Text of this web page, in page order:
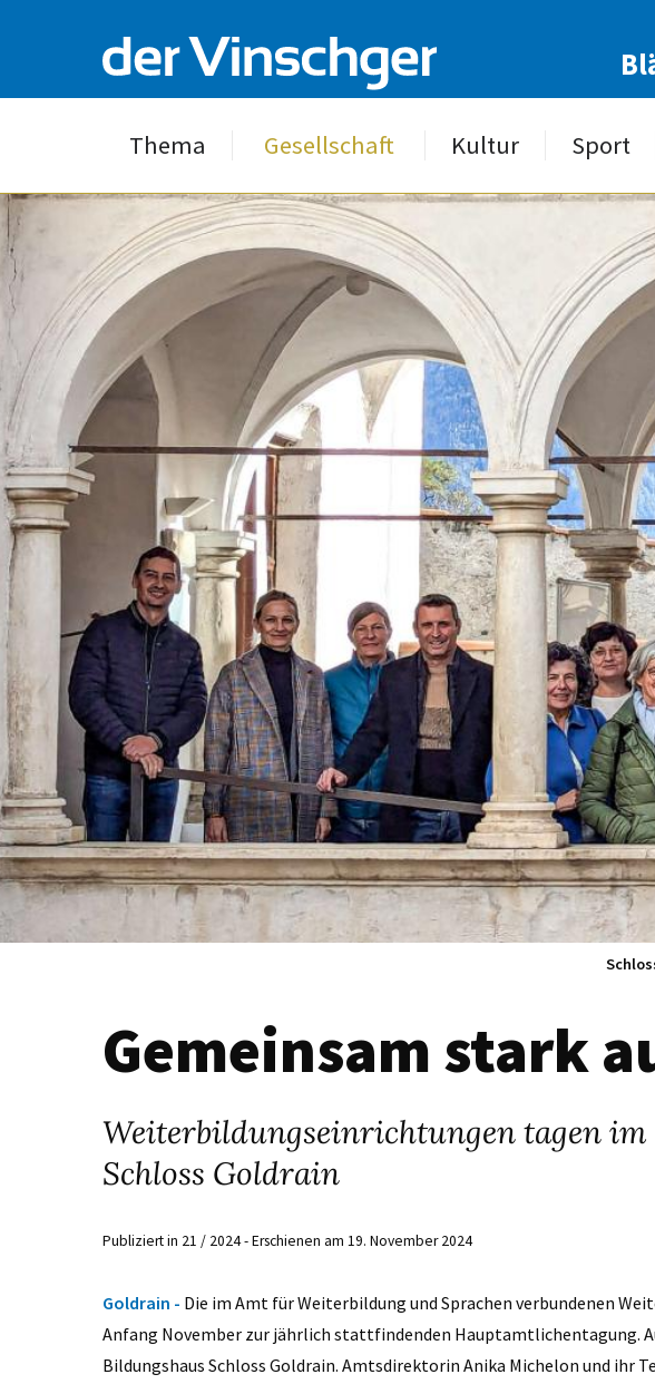
Thema Gesellschaft Kultur Sport
Gemeinsam stark
Weiterbildungseinrichtungen tagen im
Schloss Goldrain
Publiziert in 21 / 2024 - Erschienen am 19. November 2024
Goldrain - Die im Amt für Weiterbildung und Sprachen verbundenen
Anfang November zur jährlich stattfindenden Hauptamtlichentagung.
Bildungshaus Schloss Goldrain. Amtsdirektorin Anika Michelon und ihr